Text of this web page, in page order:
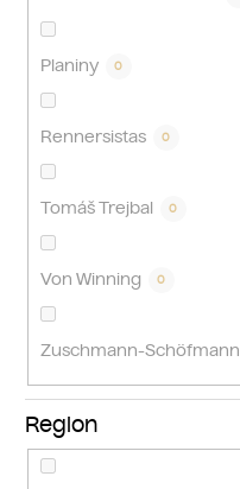
Planiny 0
Rennersistas 0
Tomáš Trejbal 0
Von Winning 0
Zuschmann-Schöfmann
Region